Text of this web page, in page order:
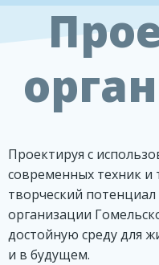
Проектируя с
современных техник и
творческий
организации
достойную среду для
и в будущем.